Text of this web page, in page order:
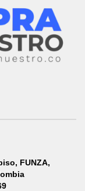
FUNZA,